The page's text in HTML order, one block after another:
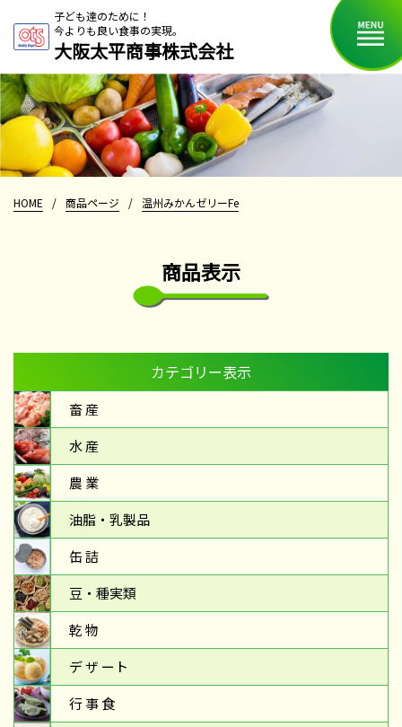
子ども達のために！
今よりも良い食事の実現。
大阪太平商事株式会社
HOME / 商品ページ / 温州みかんゼリーFe
商品表示
カテゴリー表示
畜 産
水 産
農 業
油脂・乳製品
缶 詰
豆・種実類
乾 物
デ ザ ート
行 事 食